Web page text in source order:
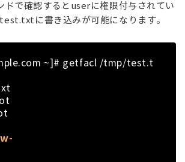
で確認するとuserに権限付与されてい
に書き込みが可能になります。
~]# getfacl /tmp/test.t